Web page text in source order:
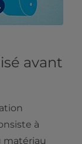
avant
à
matériau